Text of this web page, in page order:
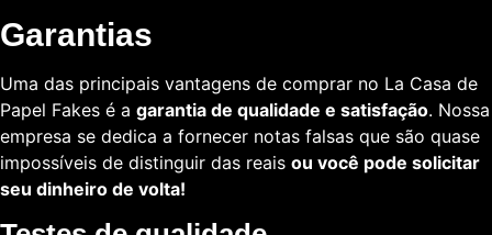
Garantias
Uma das principais vantagens de comprar no La Casa de
Papel Fakes é a garantia de qualidade e satisfação. Nossa
empresa se dedica a fornecer notas falsas que são quase
impossíveis de distinguir das reais ou você pode solicitar
seu dinheiro de volta!